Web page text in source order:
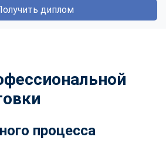
диплом
процесса